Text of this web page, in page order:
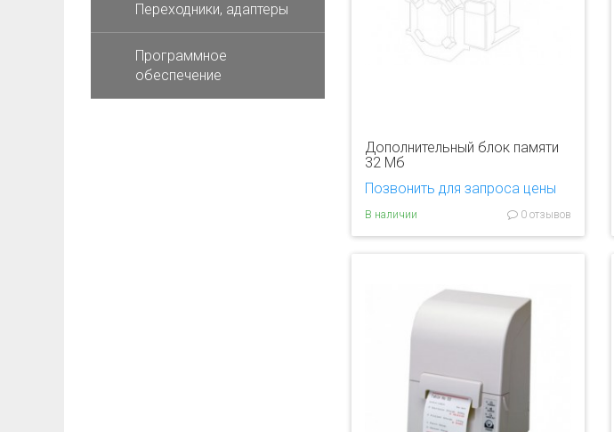
Дополнительный блок памяти
32 Мб
Позвонить для запроса цены
В наличии 0 отзывов
Переходники, адаптеры
Программное
обеспечение